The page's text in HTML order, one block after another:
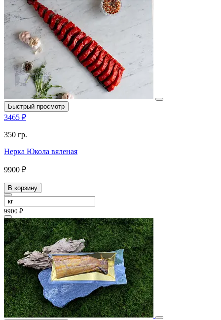
Быстрый просмотр
3465 ₽
350 гр.
Нерка Юкола вяленая
9900 ₽
В корзину
9900 ₽